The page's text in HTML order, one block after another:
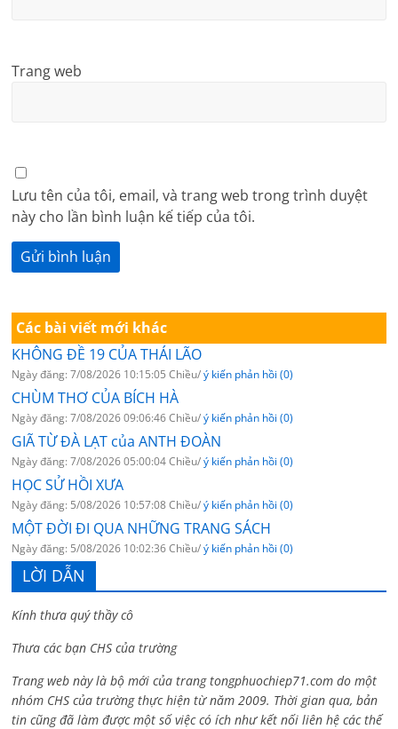
Trang web
Lưu tên của tôi, email, và trang web trong trình duyệt
này cho lần bình luận kế tiếp của tôi.
Các bài viết mới khác
KHÔNG ĐỀ 19 CỦA THÁI LÃO
Ngày đăng: 7/08/2026 10:15:05 Chiều/ý kiến phản hồi (0)
CHÙM THƠ CỦA BÍCH HÀ
Ngày đăng: 7/08/2026 09:06:46 Chiều/ý kiến phản hồi (0)
GIÃ TỪ ĐÀ LẠT của ANTH ĐOÀN
Ngày đăng: 7/08/2026 05:00:04 Chiều/ý kiến phản hồi (0)
HỌC SỬ HỒI XƯA
Ngày đăng: 5/08/2026 10:57:08 Chiều/ý kiến phản hồi (0)
MỘT ĐỜI ĐI QUA NHỮNG TRANG SÁCH
Ngày đăng: 5/08/2026 10:02:36 Chiều/ý kiến phản hồi (0)
LỜI DẪN
Kính thưa quý thầy cô
Thưa các bạn CHS của trường
Trang web này là bộ mới của trang tongphuochiep71.com do một
nhóm CHS của trường thực hiện từ năm 2009. Thời gian qua, bản
tin cũng đã làm được một số việc có ích như kết nối liên hệ các thế